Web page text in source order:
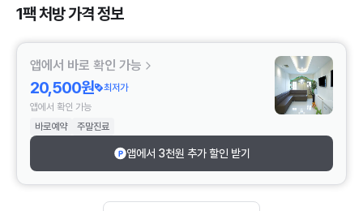
1팩 처방 가격 정보
앱에서 바로 확인 가능
20,500원
최저가
앱에서 확인 가능
바로예약
주말진료
앱에서 3천원 추가 할인 받기